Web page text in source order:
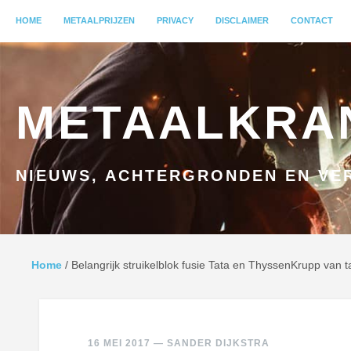
GA NAAR INHOUD
HOME METAALPRIJZEN PRIVACY DISCLAIMER CONTACT
NIEUWS, ACHTERGRONDEN EN
Home / Belangrijk struikelblok fusie Tata en ThyssenKrupp van
16 MEI 2017 — SANDER DIJKSTRA